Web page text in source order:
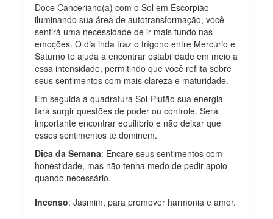
Doce Canceriano(a) com o Sol em Escorpião
iluminando sua área de autotransformação, você
sentirá uma necessidade de ir mais fundo nas
emoções. O dia inda traz o trígono entre Mercúrio e
Saturno te ajuda a encontrar estabilidade em meio a
essa intensidade, permitindo que você reflita sobre
seus sentimentos com mais clareza e maturidade.
Em seguida a quadratura Sol-Plutão sua energia
fará surgir questões de poder ou controle. Será
importante encontrar equilíbrio e não deixar que
esses sentimentos te dominem.
Dica da Semana: Encare seus sentimentos com
honestidade, mas não tenha medo de pedir apoio
quando necessário.
Incenso: Jasmim, para promover harmonia e amor.